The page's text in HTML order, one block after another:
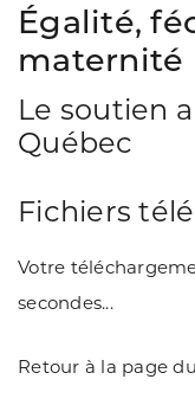
Égalité,
maternité
Le soutien
Québec
Fichiers
Votre
secondes...
Retour à la page